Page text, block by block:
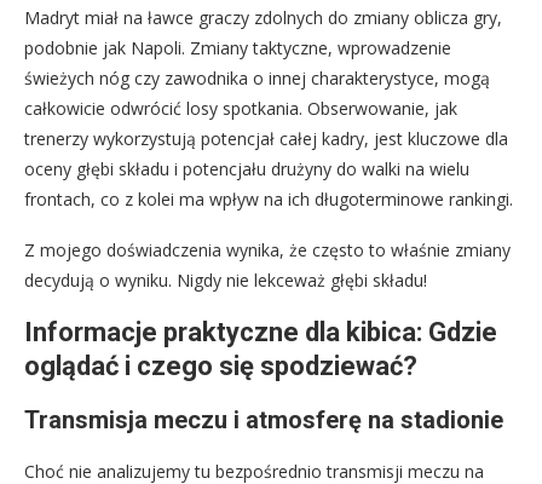
Madryt miał na ławce graczy zdolnych do zmiany oblicza gry,
podobnie jak Napoli. Zmiany taktyczne, wprowadzenie
świeżych nóg czy zawodnika o innej charakterystyce, mogą
całkowicie odwrócić losy spotkania. Obserwowanie, jak
trenerzy wykorzystują potencjał całej kadry, jest kluczowe dla
oceny głębi składu i potencjału drużyny do walki na wielu
frontach, co z kolei ma wpływ na ich długoterminowe rankingi.
Z mojego doświadczenia wynika, że często to właśnie zmiany
decydują o wyniku. Nigdy nie lekceważ głębi składu!
Informacje praktyczne dla kibica: Gdzie
oglądać i czego się spodziewać?
Transmisja meczu i atmosferę na stadionie
Choć nie analizujemy tu bezpośrednio transmisji meczu na